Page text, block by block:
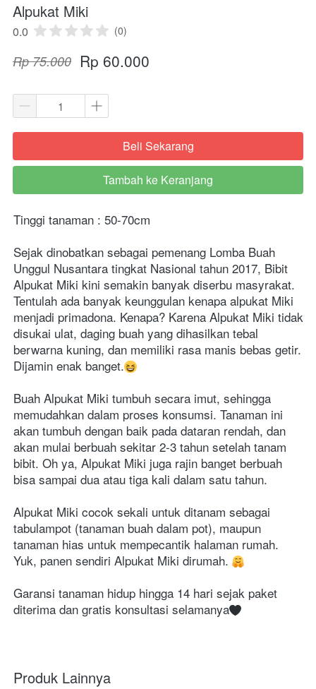
Alpukat Miki
0.0 (0)
Rp 75.000 Rp 60.000
`Beli Sekarang
`
Tambah ke Keranjang
Tinggi tanaman : 50-70cm
Sejak dinobatkan sebagai pemenang Lomba Buah
Unggul Nusantara tingkat Nasional tahun 2017, Bibit
Alpukat Miki kini semakin banyak diserbu masyrakat.
Tentulah ada banyak keunggulan kenapa alpukat Miki
menjadi primadona. Kenapa? Karena Alpukat Miki tidak
disukai ulat, daging buah yang dihasilkan tebal
berwarna kuning, dan memiliki rasa manis bebas getir.
Dijamin enak banget.
Buah Alpukat Miki tumbuh secara imut, sehingga
memudahkan dalam proses konsumsi. Tanaman ini
akan tumbuh dengan baik pada dataran rendah, dan
akan mulai berbuah sekitar 2-3 tahun setelah tanam
bibit. Oh ya, Alpukat Miki juga rajin banget berbuah
bisa sampai dua atau tiga kali dalam satu tahun.
Alpukat Miki cocok sekali untuk ditanam sebagai
tabulampot (tanaman buah dalam pot), maupun
tanaman hias untuk mempecantik halaman rumah.
Yuk, panen sendiri Alpukat Miki dirumah.
Garansi tanaman hidup hingga 14 hari sejak paket
diterima dan gratis konsultasi selamanya
Produk Lainnya